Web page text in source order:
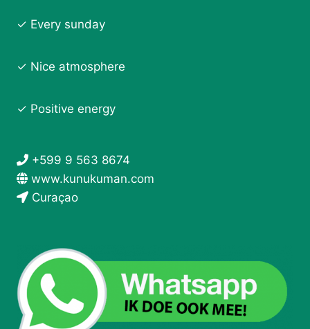
✓ Every sunday
✓ Nice atmosphere
✓ Positive energy
+599 9 563 8674
www.kunukuman.com
Curaçao